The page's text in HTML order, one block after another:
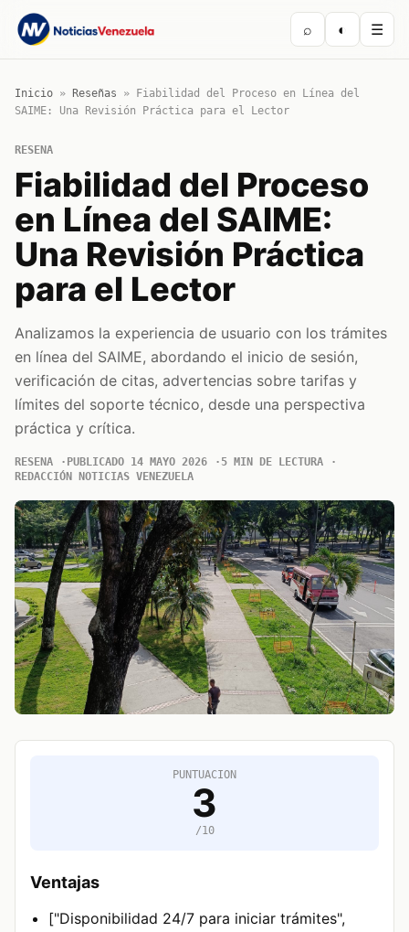
⌕ ◐ ☰
Inicio » Reseñas »
Fiabilidad del Proceso en Línea del
SAIME: Una Revisión Práctica para el Lector
RESENA
Fiabilidad del Proceso
en Línea del SAIME:
Una Revisión Práctica
para el Lector
Analizamos la experiencia de usuario con los trámites
en línea del SAIME, abordando el inicio de sesión,
verificación de citas, advertencias sobre tarifas y
límites del soporte técnico, desde una perspectiva
práctica y crítica.
RESENA PUBLICADO 14 MAYO 2026
5 MIN DE LECTURA
REDACCIÓN NOTICIAS VENEZUELA
PUNTUACION
3
/10
Ventajas
["Disponibilidad 24/7 para iniciar trámites",